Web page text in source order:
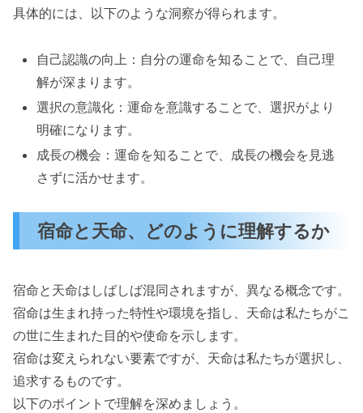
具体的には、以下のような洞察が得られます。
自己認識の向上：自分の運命を知ることで、自己理
解が深まります。
選択の意識化：運命を意識することで、選択がより
明確になります。
成長の機会：運命を知ることで、成長の機会を見逃
さずに活かせます。
宿命と天命、どのように理解するか
宿命と天命はしばしば混同されますが、異なる概念です。
宿命は生まれ持った特性や環境を指し、天命は私たちがこ
の世に生まれた目的や使命を示します。
宿命は変えられない要素ですが、天命は私たちが選択し、
追求するものです。
以下のポイントで理解を深めましょう。